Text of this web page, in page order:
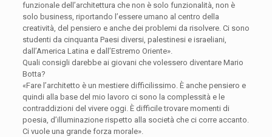
funzionale dell’architettura che non è solo funzionalità, non è
solo business, riportando l’essere umano al centro della
creatività, del pensiero e anche dei problemi da risolvere. Ci sono
studenti da cinquanta Paesi diversi, palestinesi e israeliani,
dall’America Latina e dall’Estremo Oriente».
Quali consigli darebbe ai giovani che volessero diventare Mario
Botta?
«Fare l’architetto è un mestiere difficilissimo. È anche pensiero e
quindi alla base del mio lavoro ci sono la complessità e le
contraddizioni del vivere oggi. È difficile trovare momenti di
poesia, d’illuminazione rispetto alla società che ci corre accanto.
Ci vuole una grande forza morale».